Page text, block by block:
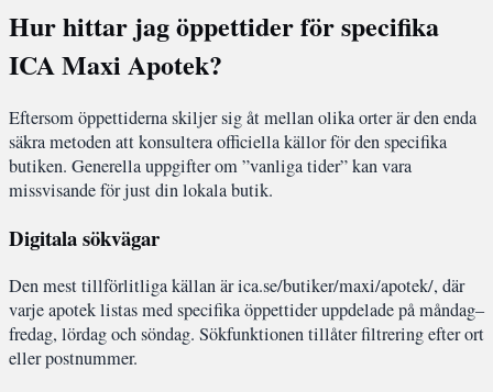
Hur hittar jag öppettider för specifika
ICA Maxi Apotek?
Eftersom öppettiderna skiljer sig åt mellan olika orter är den enda
säkra metoden att konsultera officiella källor för den specifika
butiken. Generella uppgifter om ”vanliga tider” kan vara
missvisande för just din lokala butik.
Digitala sökvägar
Den mest tillförlitliga källan är ica.se/butiker/maxi/apotek/, där
varje apotek listas med specifika öppettider uppdelade på måndag–
fredag, lördag och söndag. Sökfunktionen tillåter filtrering efter ort
eller postnummer.